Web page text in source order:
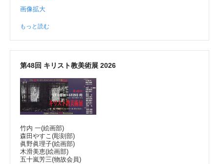
画像拡大
もっと読む
第48回 キリスト教美術展 2026
竹内 一(絵画部)
森田やすこ(彫刻部)
眞野眞理子(絵画部)
木滑美恵(絵画部)
五十嵐芳三(物故会員)